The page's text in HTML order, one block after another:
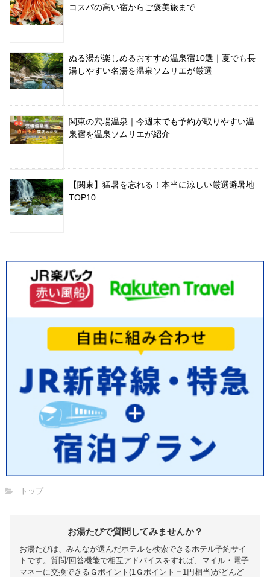
コスパの高い宿からご褒美旅まで
ぬる湯が楽しめるおすすめ温泉宿10選｜夏でも長
湯しやすい名湯を温泉ソムリエが厳選
関東の穴場温泉｜今週末でも予約が取りやすい温
泉宿を温泉ソムリエが紹介
【関東】猛暑を忘れる！本当に涼しい厳選避暑地
TOP10
トップ
お湯たびで質問してみませんか？
お湯たびは、みんなが選んだホテルを検索できるホテル予約サイ
トです。質問/回答機能で相互アドバイスをすれば、マイル・電子
マネーに交換できるＧポイント(1Ｇポイント＝1円相当)がどんど